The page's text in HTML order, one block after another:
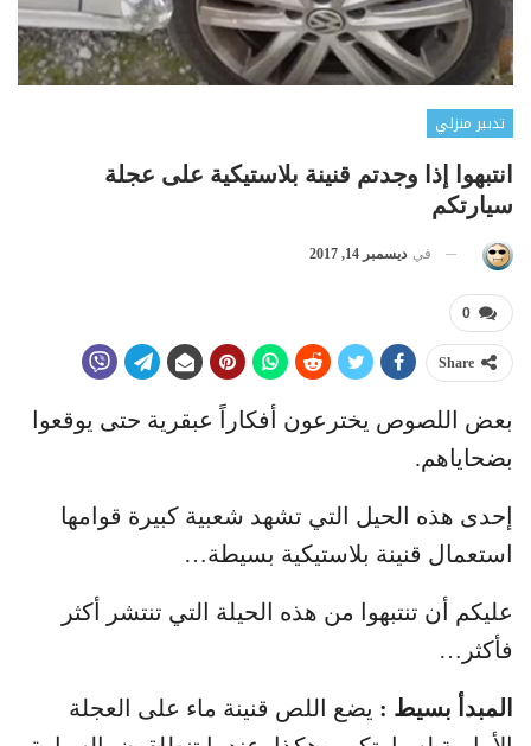
تدبير منزلي
انتبهوا إذا وجدتم قنينة بلاستيكية على عجلة
سيارتكم
في ديسمبر 14, 2017
0
Share
بعض اللصوص يخترعون أفكاراً عبقرية حتى يوقعوا
بضحاياهم.
إحدى هذه الحيل التي تشهد شعبية كبيرة قوامها
استعمال قنينة بلاستيكية بسيطة…
عليكم أن تنتبهوا من هذه الحيلة التي تنتشر أكثر
فأكثر…
المبدأ بسيط : يضع اللص قنينة ماء على العجلة